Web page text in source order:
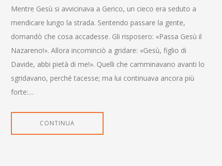
Mentre Gesù si avvicinava a Gerico, un cieco era seduto a
mendicare lungo la strada. Sentendo passare la gente,
domandò che cosa accadesse. Gli risposero: «Passa Gesù il
Nazareno!». Allora incominciò a gridare: «Gesù, figlio di
Davide, abbi pietà di me!». Quelli che camminavano avanti lo
sgridavano, perché tacesse; ma lui continuava ancora più
forte:…
CONTINUA